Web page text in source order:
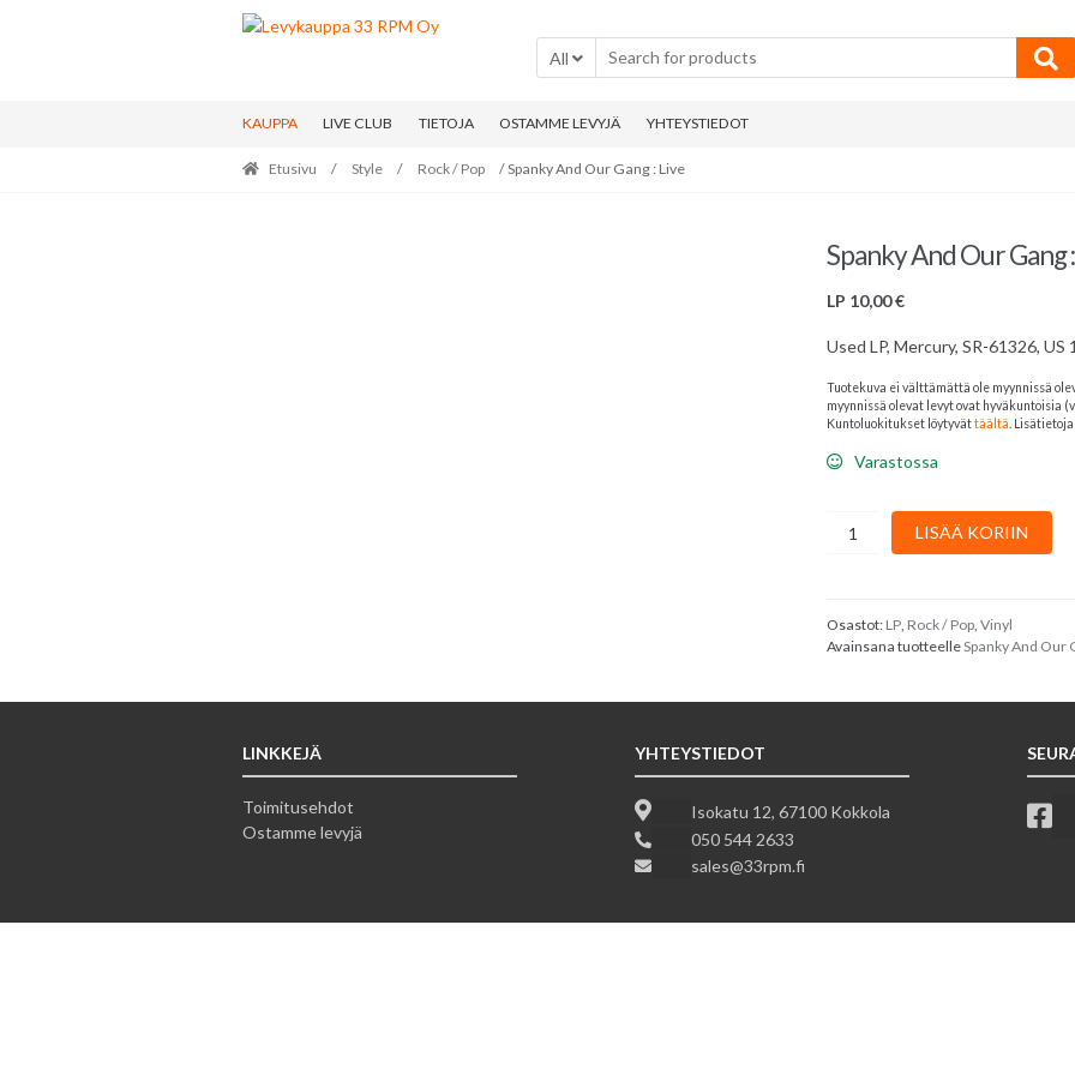
Skip
to
Skip
to
All
KAUPPA LIVE CLUB TIETOJA OSTAMME LEVYJÄ YHTEYSTIEDOT
Etusivu / Style / Rock / Pop / Spanky And Our Gang : Live
Spanky And Our Gang
LP 10,00€
Used LP, Mercury, SR-61326, US
Tuotekuva ei välttämättä ole myynnissä
myynnissä olevat levyt ovat hyväkuntoisia
Kuntoluokitukset löytyvättäältä.
Varastossa
:
Live
LISÄÄ KORIIN
Osastot: LP, Rock / Pop, Vinyl
Avainsana tuotteelleSpanky And Our
LINKKEJÄ
Toimitusehdot
Ostamme levyjä
YHTEYSTIEDOT
Isokatu 12, 67100 Kokkola
050 544 2633
sales@33rpm.fi